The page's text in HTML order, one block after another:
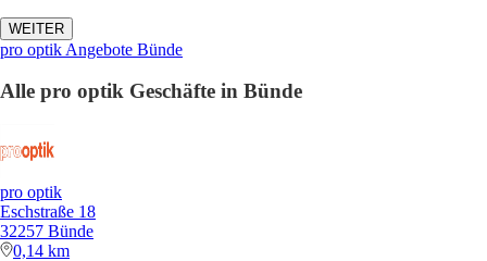
WEITER
pro optik Angebote Bünde
Alle pro optik Geschäfte in Bünde
pro optik
Eschstraße 18
32257 Bünde
0,14 km